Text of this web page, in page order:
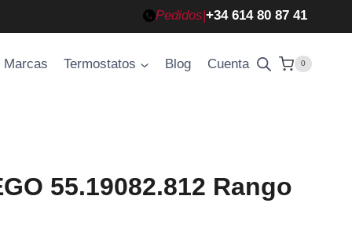
Pedidos|+34 614 80 87 41
Marcas Termostatos Blog Cuenta 0
55.19082.812 Rango